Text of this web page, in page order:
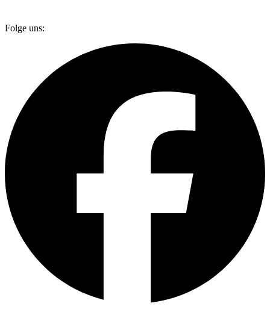
Folge uns: